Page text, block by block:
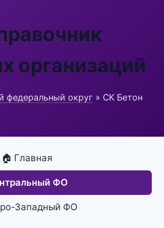
организаций
федеральный округ » СК Бетон
🏠 Главная
ФО
Западный ФО